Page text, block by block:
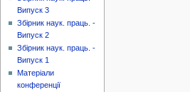
Випуск 3
Збірник наук. праць. -
Випуск 2
Збірник наук. праць. -
Випуск 1
Матеріали
конференції